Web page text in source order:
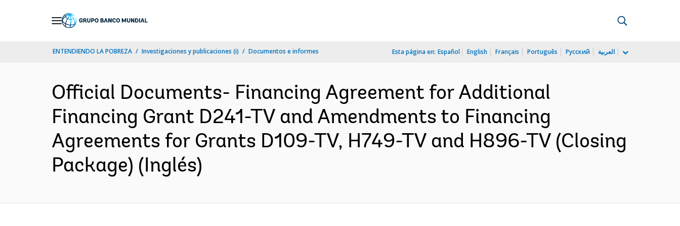
ENTENDIENDO LA POBREZA Investigaciones y publicaciones (i) Documentos e informes Esta página en: Español English Français Português Русский العربية
Official Documents- Financing Agreement for Additional
Financing Grant D241-TV and Amendments to Financing
Agreements for Grants D109-TV, H749-TV and H896-TV (Closing
Package) (Inglés)